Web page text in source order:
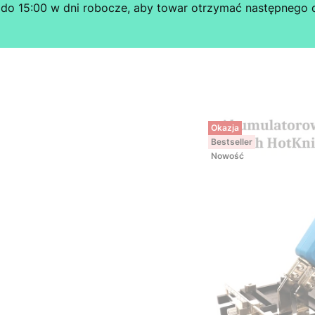
15:00 w dni robocze, aby towar otrzymać następnego
Okazja
Bestseller
Nowość